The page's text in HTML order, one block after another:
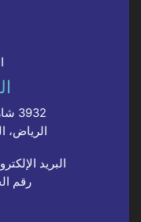
3932 شارع المصانع، حي الحمراء
الرياض،
البريد
رقم